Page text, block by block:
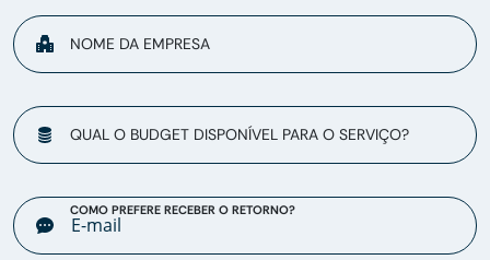
NOME DA EMPRESA
QUAL O BUDGET DISPONÍVEL PARA O SERVIÇO?
COMO PREFERE RECEBER O RETORNO?